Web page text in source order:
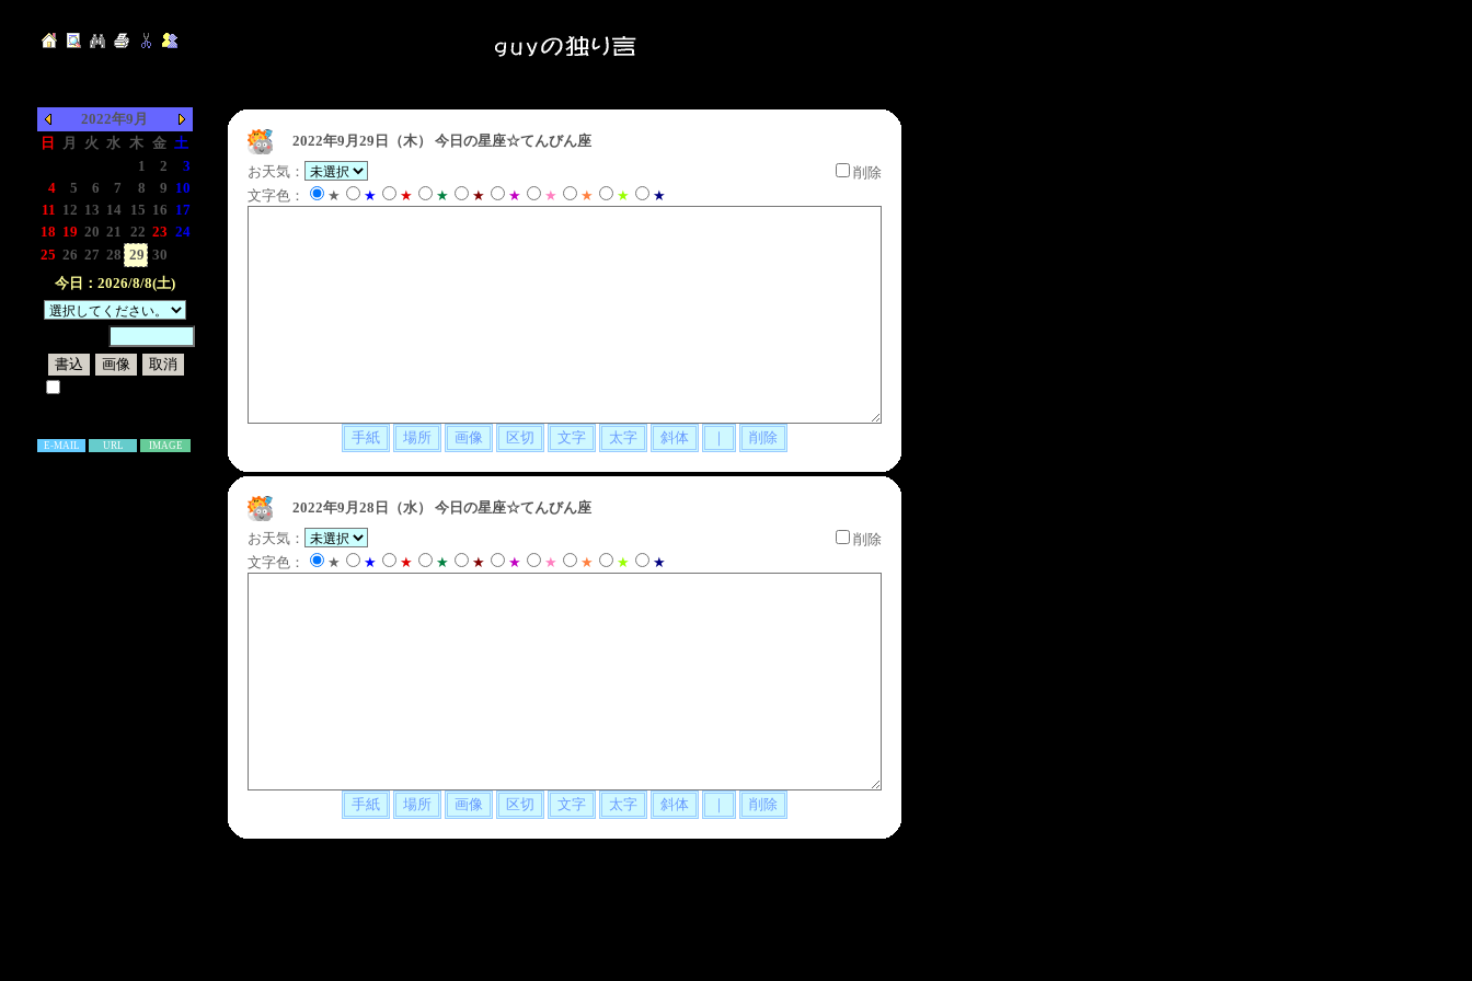
2022年9月
日
月 火 水 木 金 土
1 2
3
4
5 6 7 8 9 10
11 12 13 14 15 16 17
18 19 20 21 22 23 24
25 26 27 28 29 30
今日：2026/8/8(土)
E-MAIL URL IMAGE
2022年9月29日（木）
今日の星座☆てんびん座
お天気：
削除
文字色：
★ ★ ★ ★ ★ ★ ★ ★ ★ ★
2022年9月28日（水）
今日の星座☆てんびん座
お天気：
削除
文字色：
★ ★ ★ ★ ★ ★ ★ ★ ★ ★